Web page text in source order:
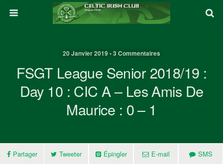
20 Janvier 2019 • 3 Commentaires
FSGT League Senior 2018/19 :
Day 10 : CIC A – Les Amis De
Maurice : 0 – 1
Partager Tweeter Épingler E-mail SMS